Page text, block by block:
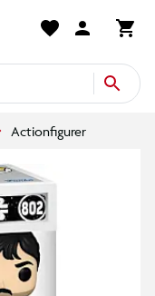
Actionfigurer